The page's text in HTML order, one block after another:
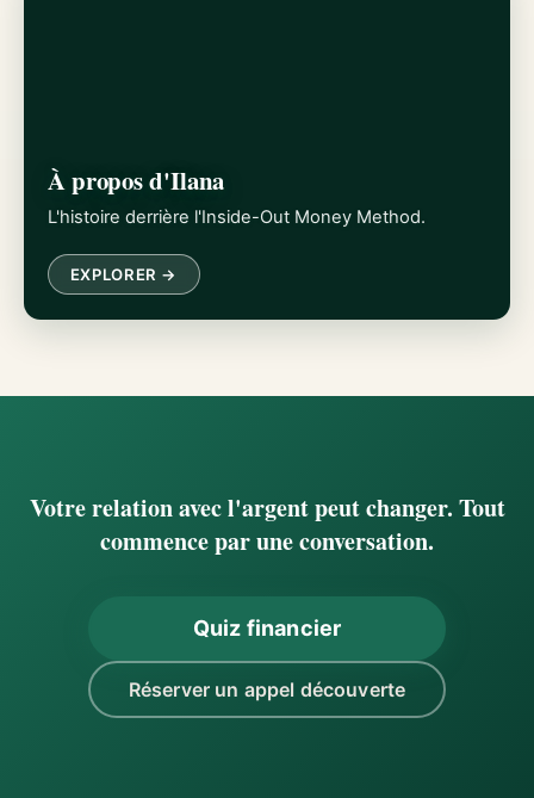
À propos d'Ilana
L'histoire derrière l'Inside-Out Money Method.
EXPLORER →
Votre relation avec l'argent peut changer. Tout
commence par une conversation.
Quiz financier
Réserver un appel découverte